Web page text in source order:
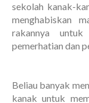
sekolah kanak-
menghabiskan
rakannya
pemerhatian dan
Beliau banyak
kanak untuk